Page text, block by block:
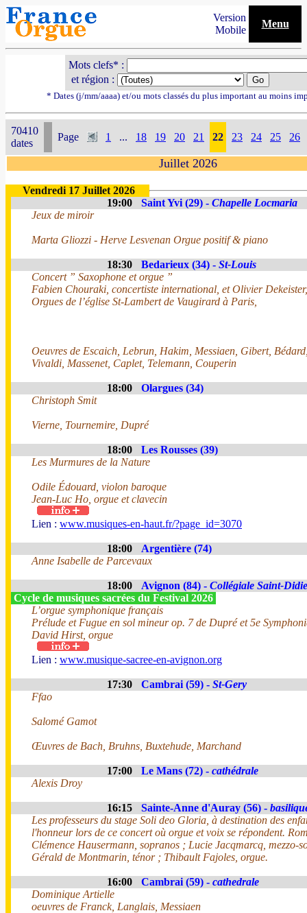
Version
Mobile
Menu
Mots clefs* :
et région :
* Dates (j/mm/aaaa) et/ou mots classés du plus important au moins
70410
dates
Page 1 ... 18 19 20 21 22 23 24 25 26
Juillet 2026
Vendredi 17 Juillet 2026
19:00
Saint Yvi (29) - Chapelle Locmaria
Jeux de miroir
Marta Gliozzi - Herve Lesvenan Orgue positif & piano
18:30 Bedarieux (34) - St-Louis
Concert ” Saxophone et orgue ”
Fabien Chouraki, concertiste international, et Olivier
Orgues de l’église St-Lambert de Vaugirard à Paris,
Oeuvres de Escaich, Lebrun, Hakim, Messiaen, Gibert,
Vivaldi, Massenet, Caplet, Telemann, Couperin
18:00
Olargues (34)
Christoph Smit
Vierne, Tournemire, Dupré
18:00
Les Rousses (39)
Les Murmures de la Nature
Odile Édouard, violon baroque
Jean-Luc Ho, orgue et clavecin
Lien : www.musiques-en-haut.fr/?page_id=3070
18:00
Argentière (74)
Anne Isabelle de Parcevaux
18:00 Avignon (84) - Collégiale Saint-
Cycle de musiques sacrées du Festival 2026
L’orgue symphonique français
Prélude et Fugue en sol mineur op. 7 de Dupré et 5e
David Hirst, orgue
Lien : www.musique-sacree-en-avignon.org
17:30 Cambrai (59) - St-Gery
Ffao
Salomé Gamot
Œuvres de Bach, Bruhns, Buxtehude, Marchand
17:00 Le Mans (72) - cathédrale
Alexis Droy
16:15 Sainte-Anne d'Auray (56) -
Les professeurs du stage Soli deo Gloria, à destination des
l'honneur lors de ce concert où orgue et voix se répondent.
Clémence Hausermann, sopranos ; Lucie Jacqmarcq, mezzo-
Gérald de Montmarin, ténor ; Thibault Fajoles, orgue.
16:00 Cambrai (59) - cathedrale
Dominique Artielle
oeuvres de Franck, Langlais, Messiaen